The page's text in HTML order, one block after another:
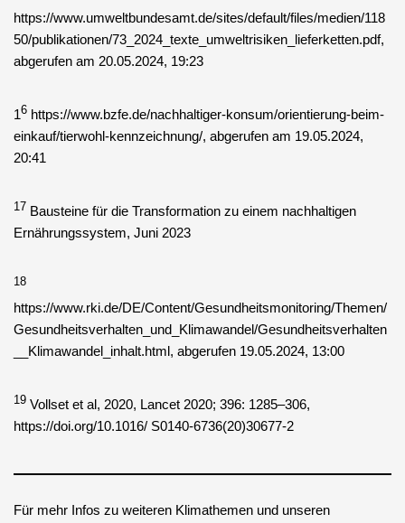
https://www.umweltbundesamt.de/sites/default/files/medien/118
50/publikationen/73_2024_texte_umweltrisiken_lieferketten.pdf,
abgerufen am 20.05.2024, 19:23
16 https://www.bzfe.de/nachhaltiger-konsum/orientierung-beim-
einkauf/tierwohl-kennzeichnung/, abgerufen am 19.05.2024,
20:41
17 Bausteine für die Transformation zu einem nachhaltigen
Ernährungssystem, Juni 2023
18
https://www.rki.de/DE/Content/Gesundheitsmonitoring/Themen/
Gesundheitsverhalten_und_Klimawandel/Gesundheitsverhalten
__Klimawandel_inhalt.html, abgerufen 19.05.2024, 13:00
19 Vollset et al, 2020, Lancet 2020; 396: 1285–306,
https://doi.org/10.1016/ S0140-6736(20)30677-2
Für mehr Infos zu weiteren Klimathemen und unseren